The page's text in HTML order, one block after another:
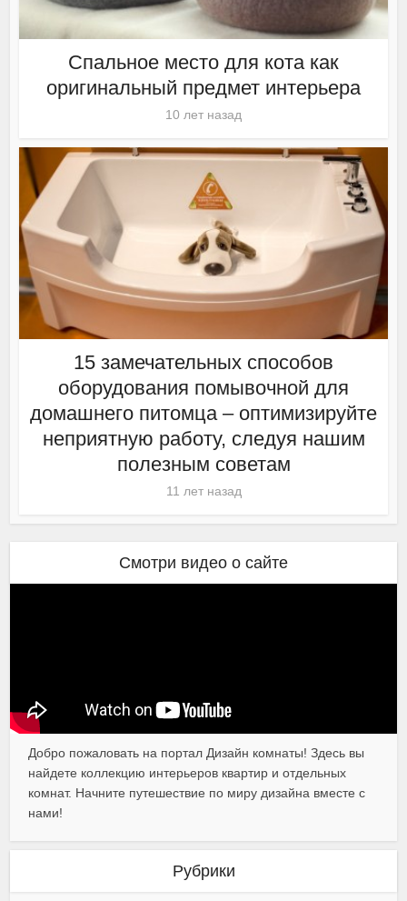
Спальное место для кота как
оригинальный предмет интерьера
10 лет назад
15 замечательных способов
оборудования помывочной для
домашнего питомца – оптимизируйте
неприятную работу, следуя нашим
полезным советам
11 лет назад
Смотри видео о сайте
Добро пожаловать на портал Дизайн комнаты! Здесь вы
найдете коллекцию интерьеров квартир и отдельных
комнат. Начните путешествие по миру дизайна вместе с
нами!
Рубрики